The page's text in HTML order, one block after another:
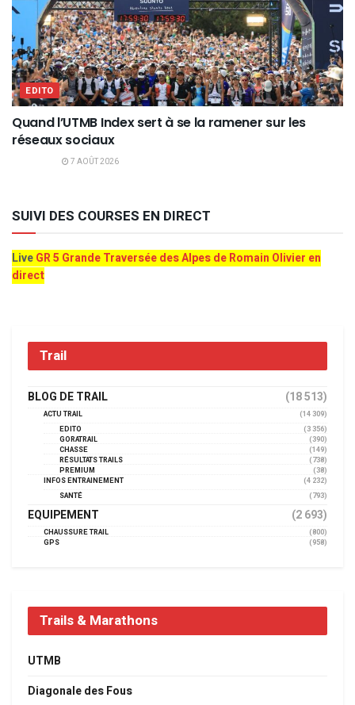
EDITO
Quand l’UTMB Index sert à se la ramener sur les
réseaux sociaux
7 AOÛT 2026
SUIVI DES COURSES EN DIRECT
LiveGR 5 Grande Traversée des Alpes de Romain Olivier en
direct
Trail
BLOG DE TRAIL (18 513)
ACTU TRAIL
(14 309)
EDITO
(3 356)
GORATRAIL
(390)
CHASSE
(149)
RÉSULTATS TRAILS
(738)
PREMIUM
(38)
INFOS ENTRAINEMENT
(4 232)
SANTÉ
(793)
EQUIPEMENT (2 693)
CHAUSSURE TRAIL
(800)
GPS
(958)
Trails & Marathons
UTMB
Diagonale des Fous